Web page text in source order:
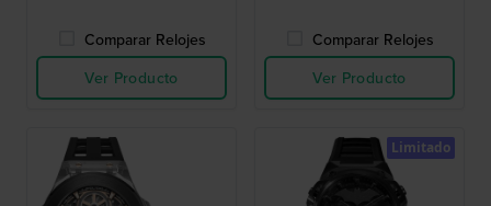
Comparar Relojes
Ver Producto
Comparar Relojes
Ver Producto
Limitado